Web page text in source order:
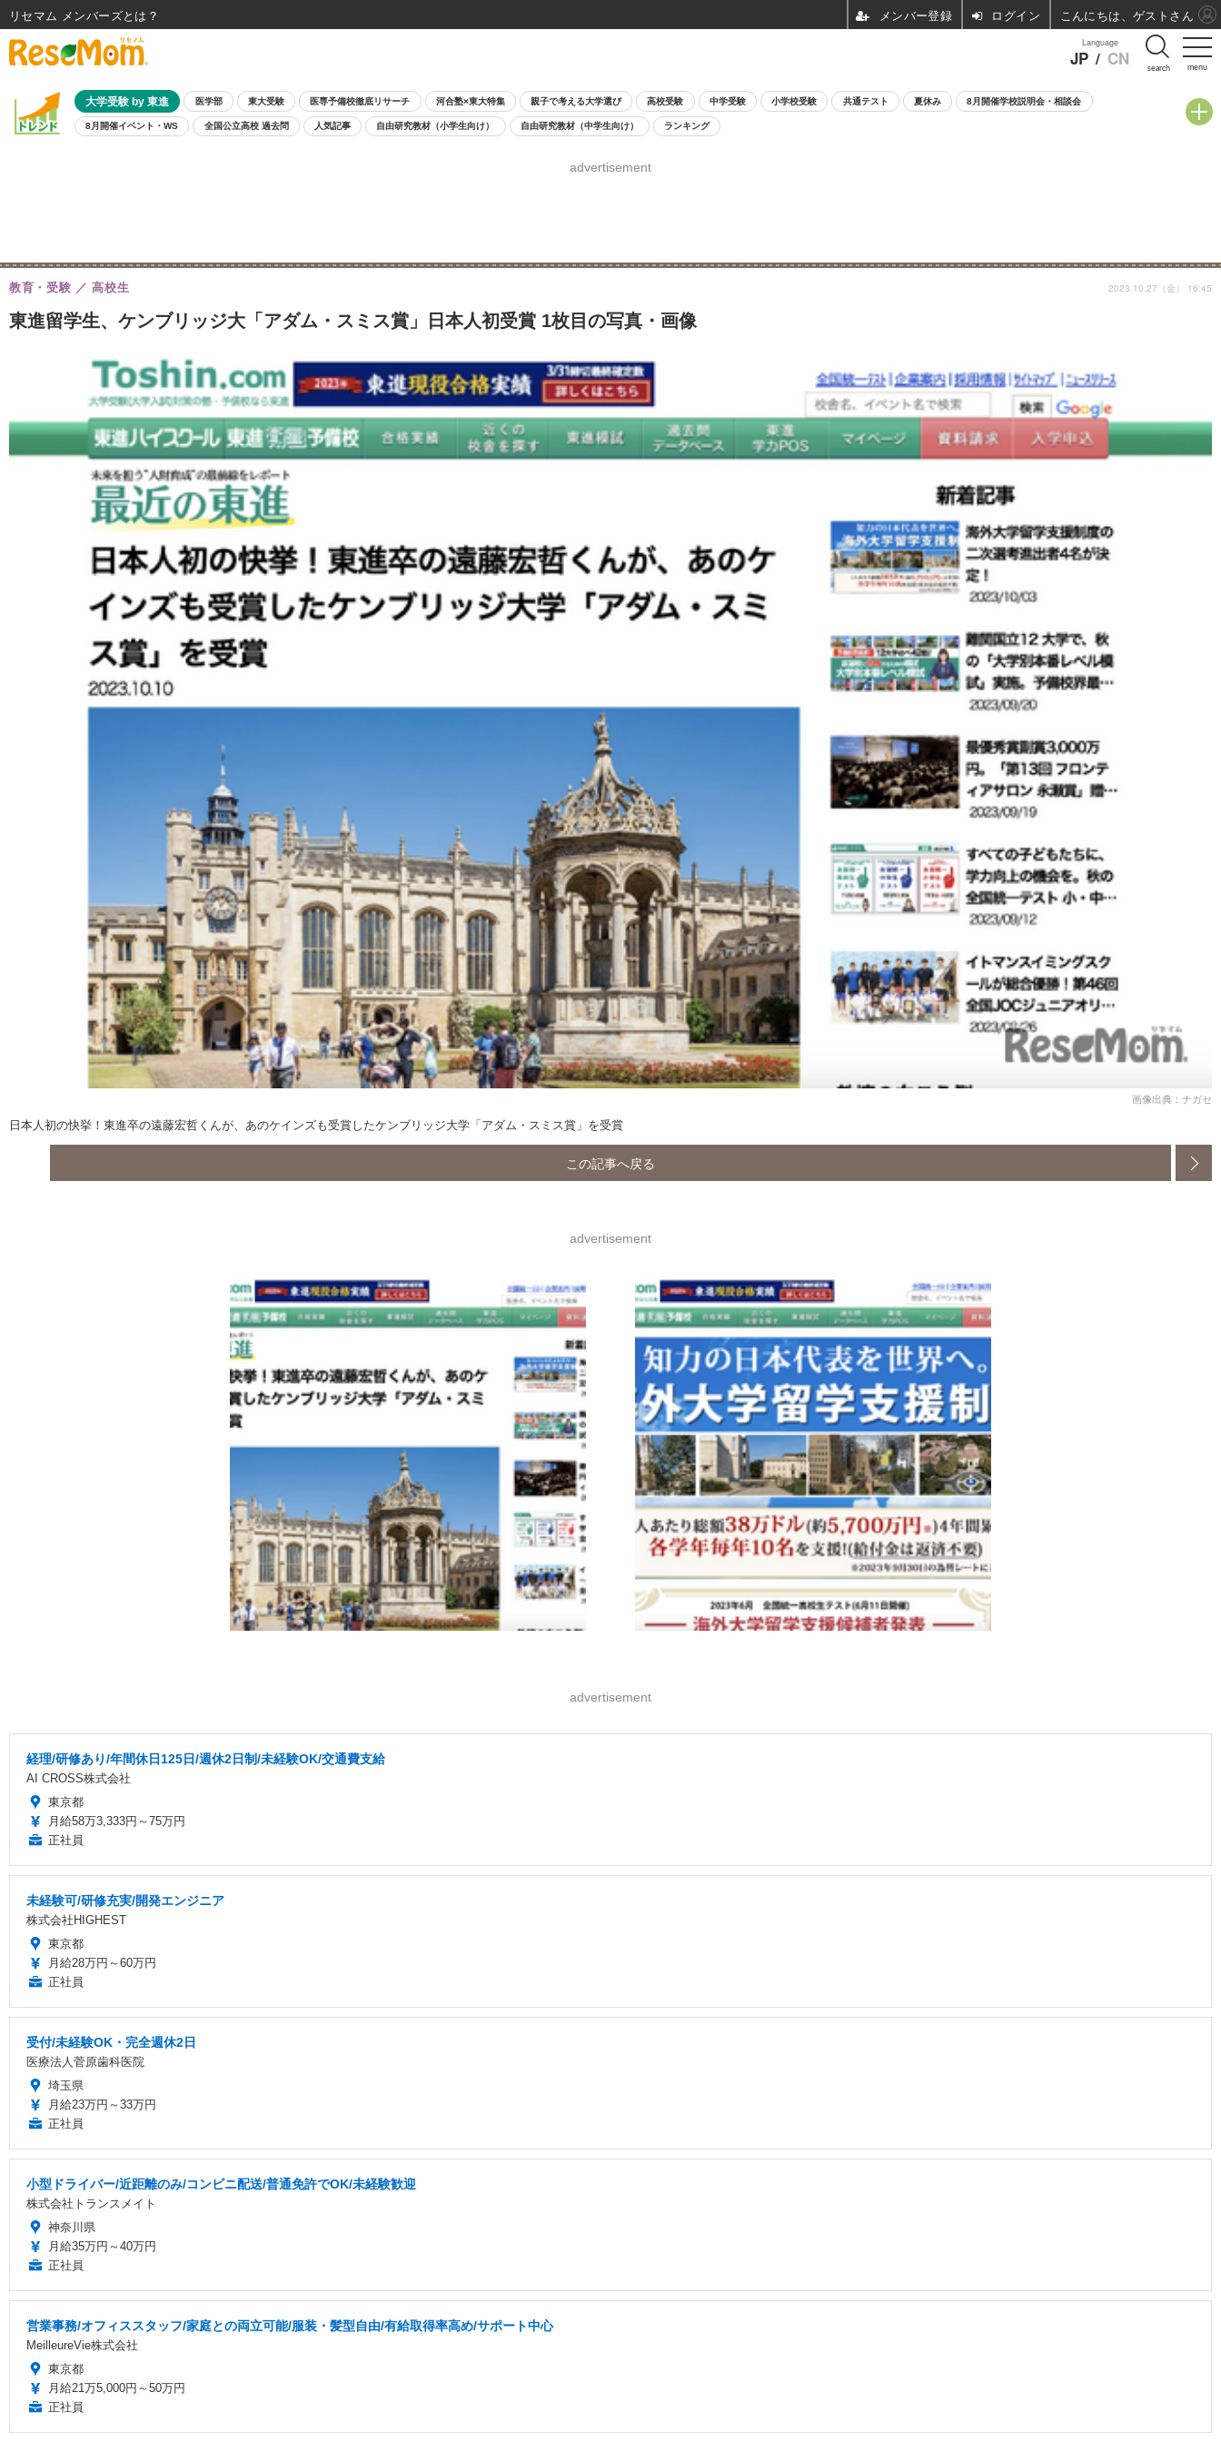
menu
Language
JP / CN search
大学受験 by 東進 医学部 東大受験 医専予備校徹底リサーチ 河合塾×東大特集 親子で考える大学選び 高校受験 中学受験 小学校受験 共通テスト 夏休み 8月開催学校説明会・相談会
8月開催イベント・WS 全国公立高校 過去問 人気記事 自由研究教材（小学生向け） 自由研究教材（中学生向け） ランキング
advertisement
東進留学生、ケンブリッジ大「アダム・スミス賞」日本人初受賞 1枚目の写真・画像
教育・受験 高校生 2023.10.27（金） 16:45
画像出典：ナガセ
日本人初の快挙！東進卒の遠藤宏哲くんが、あのケインズも受賞したケンブリッジ大学「アダム・スミス賞」を受賞
この記事へ戻る
advertisement
advertisement
経理/研修あり/年間休日125日/週休2日制/未経験OK/交通費支給
AI CROSS株式会社
東京都
月給58万3,333円～75万円
正社員
未経験可/研修充実/開発エンジニア
株式会社HIGHEST
東京都
月給28万円～60万円
正社員
受付/未経験OK・完全週休2日
医療法人菅原歯科医院
埼玉県
月給23万円～33万円
正社員
小型ドライバー/近距離のみ/コンビニ配送/普通免許でOK/未経験歓迎
株式会社トランスメイト
神奈川県
月給35万円～40万円
正社員
営業事務/オフィススタッフ/家庭との両立可能/服装・髪型自由/有給取得率高め/サポート中心
MeilleureVie株式会社
東京都
月給21万5,000円～50万円
正社員
リセマム メンバーズ ログイン こんにちは、ゲストさん